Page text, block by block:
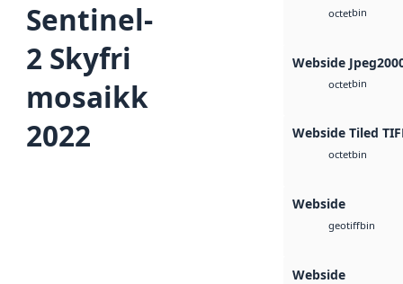
Sentinel-
2 Skyfri
mosaikk
2022
octetbin
Webside
octetbin
Webside Tiled
octetbin
Webside
geotiffbin
Webside